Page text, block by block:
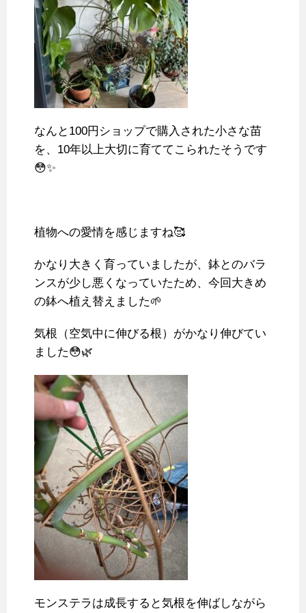
なんと100円ショップで購入された小さな苗
を、10年以上大切に育ててこられたそうです
😳✨
植物への愛情を感じますね🥰
かなり大きく育っていましたが、鉢とのバラ
ンスが少し悪くなっていたため、今回大きめ
の鉢へ植え替えました🌱
気根（空気中に伸びる根）がかなり伸びてい
ました😳🌿
モンステラは成長すると気根を伸ばしながら